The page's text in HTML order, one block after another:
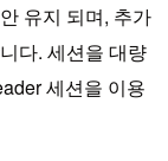
유지 되며, 추가
다. 세션을 대량
세션을 이용